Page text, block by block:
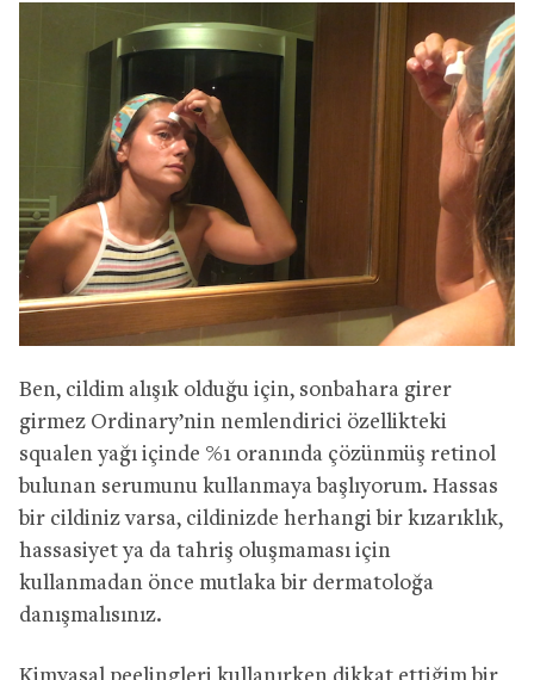
Ben, cildim alışık olduğu için, sonbahara girer
girmez Ordinary’nin nemlendirici özellikteki
squalen yağı içinde %1 oranında çözünmüş retinol
bulunan serumunu kullanmaya başlıyorum. Hassas
bir cildiniz varsa, cildinizde herhangi bir kızarıklık,
hassasiyet ya da tahriş oluşmaması için
kullanmadan önce mutlaka bir dermatoloğa
danışmalısınız.